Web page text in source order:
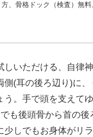
方、骨格ドック（検査）無
しいただける、自律
側(耳の後ろ辺り)に
う。手で頭を支えて
も後頭骨から首の
しでもお身体がリ